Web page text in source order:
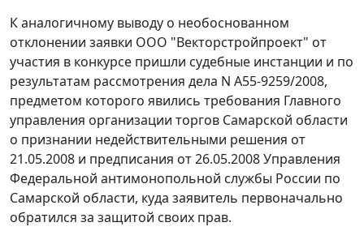
К аналогичному выводу о необоснованном
отклонении заявки ООО "Векторстройпроект" от
участия в конкурсе пришли судебные инстанции и по
результатам рассмотрения дела N А55-9259/2008,
предметом которого явились требования Главного
управления организации торгов Самарской области
о признании недействительными решения от
21.05.2008 и предписания от 26.05.2008 Управления
Федеральной антимонопольной службы России по
Самарской области, куда заявитель первоначально
обратился за защитой своих прав.